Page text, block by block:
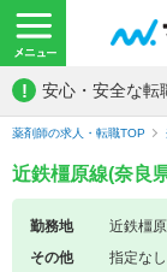
! 安心・安全な転
薬剤師の求人・転職TOP
近鉄橿原線(奈良
勤務地
近鉄橿
その他
指定なし